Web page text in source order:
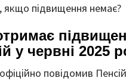
якщо підвищення немає?
у червні 2025
повідомив